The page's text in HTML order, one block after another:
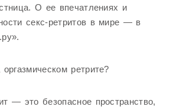
О ее впечатлениях и
секс-ретритов в мире — в
ретрите?
— это безопасное пространство,